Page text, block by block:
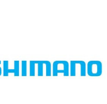
question,
retour :